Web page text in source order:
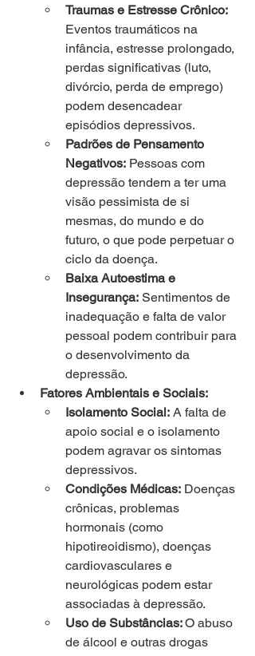
Traumas e Estresse Crônico:
Eventos traumáticos na
infância, estresse prolongado,
perdas significativas (luto,
divórcio, perda de emprego)
podem desencadear
episódios depressivos.
Padrões de Pensamento
Negativos: Pessoas com
depressão tendem a ter uma
visão pessimista de si
mesmas, do mundo e do
futuro, o que pode perpetuar o
ciclo da doença.
Baixa Autoestima e
Insegurança: Sentimentos de
inadequação e falta de valor
pessoal podem contribuir para
o desenvolvimento da
depressão.
Fatores Ambientais e Sociais:
Isolamento Social: A falta de
apoio social e o isolamento
podem agravar os sintomas
depressivos.
Condições Médicas: Doenças
crônicas, problemas
hormonais (como
hipotireoidismo), doenças
cardiovasculares e
neurológicas podem estar
associadas à depressão.
Uso de Substâncias: O abuso
de álcool e outras drogas